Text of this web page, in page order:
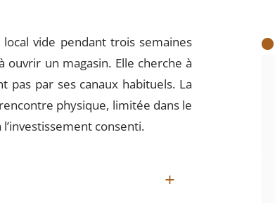
vide pendant trois semaines
un magasin. Elle cherche à
pas par ses canaux habituels. La
physique, limitée dans le
consenti.